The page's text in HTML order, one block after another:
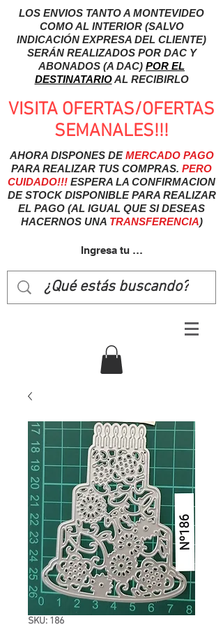
LOS ENVIOS TANTO A MONTEVIDEO
COMO AL INTERIOR (SALVO
INDICACIÓN EXPRESA DEL CLIENTE)
SERÁN REALIZADOS POR DAC Y
ABONADOS (A DAC) POR EL
DESTINATARIOAL RECIBIRLO
VISITA OFERTAS/OFERTAS
SEMANALES!!!
AHORA DISPONES DEMERCADO PAGO
PARA REALIZAR TUS COMPRAS. PERO
CUIDADO!!! ESPERA LA CONFIRMACION
DE STOCK DISPONIBLE PARA REALIZAR
EL PAGO (AL IGUAL QUE SI DESEAS
HACERNOS UNA TRANSFERENCIA)
Ingresa tu usuairo
SKU: 186